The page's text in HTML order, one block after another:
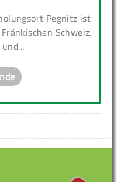
Pegnitz ist
Schweiz.